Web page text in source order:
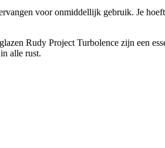
voor onmiddellijk gebruik. Je
Rudy Project Turbolence zijn een
alle rust.